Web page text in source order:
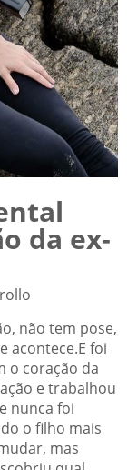
da ex-
não tem pose,
acontece.E foi
o coração da
e trabalhou
nunca foi
o filho mais
mas